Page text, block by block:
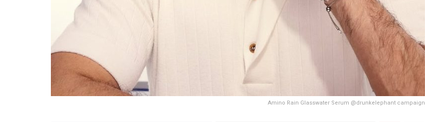
Amino Rain Glasswater Serum @drunkelephant campaign